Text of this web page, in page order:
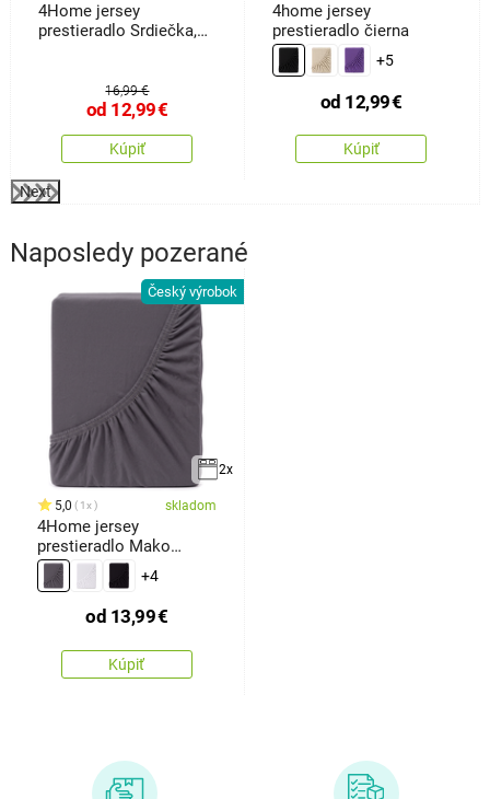
4Home jersey
prestieradlo Srdiečka,
16,99 €
od 12,99€
Kúpiť
4home jersey
prestieradlo čierna
+5
od 12,99€
Kúpiť
Next
Naposledy pozerané
Český výrobok
2x
5,0 1x skladom
4Home jersey
prestieradlo Mako
antracit
+4
od 13,99€
Kúpiť